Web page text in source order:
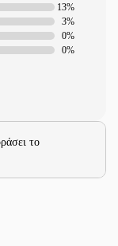
0%
0%
3%
13%
το